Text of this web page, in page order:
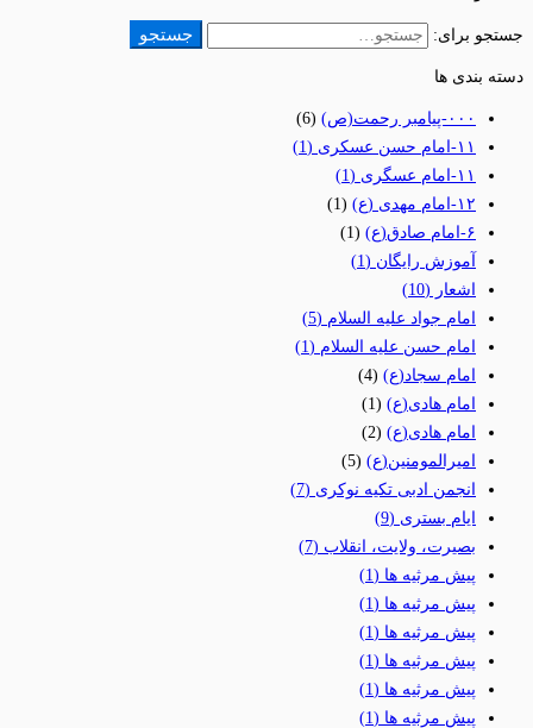
جستجو برای: جستجو
دسته بندی ها
٠٠٠-پیامبر رحمت(ص)
(6)
١١-امام حسن عسکری
(1)
١١-امام عسگری
(1)
١٢-امام مهدی (ع)
(1)
۶-امام صادق(ع)
(1)
آموزش رایگان (1)
اشعار (10)
امام جواد علیه السلام (5)
امام حسن علیه السلام (1)
امام سجاد(ع) (4)
امام هادی(ع) (1)
امام هادی(ع) (2)
امیرالمومنین(ع) (5)
انجمن ادبی تکیه نوکری (7)
ایام بستری (9)
بصیرت، ولایت، انقلاب (7)
پیش مرثیه ها (1)
پیش مرثیه ها (1)
پیش مرثیه ها (1)
پیش مرثیه ها (1)
پیش مرثیه ها (1)
پیش مرثیه ها (1)